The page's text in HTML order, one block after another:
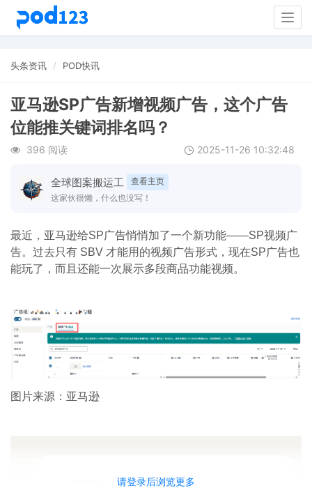
头条资讯 POD快讯
亚马逊SP广告新增视频广告，这个广告
位能推关键词排名吗？
396 阅读 2025-11-26 10:32:48
全球图案搬运工
查看主页
这家伙很懒，什么也没写！
请登录后浏览更多
最近，亚马逊给SP广告悄悄加了一个新功能——SP视频广
告。过去只有 SBV 才能用的视频广告形式，现在SP广告也
能玩了，而且还能一次展示多段商品功能视频。
图片来源：亚马逊